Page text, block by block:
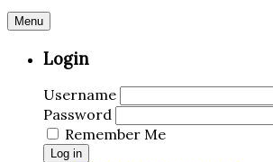
Menu
Login
Username
Password
Remember Me
Log in